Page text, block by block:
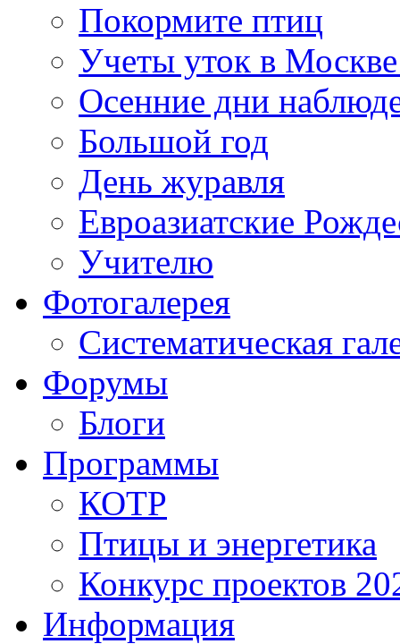
Покормите птиц
Учеты уток в
Осенние дни
Большой год
День журавля
Евроазиатские
Учителю
Фотогалерея
Систематическая
Форумы
Блоги
Программы
КОТР
Птицы и энергетика
Конкурс проектов
Информация